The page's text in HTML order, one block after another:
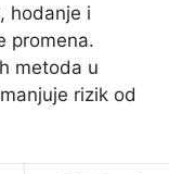
hodanje i
promena.
metoda u
rizik od